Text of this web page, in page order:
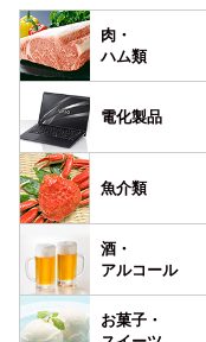
肉・
ハム類
電化製品
魚介類
酒・
アルコール
お菓子・